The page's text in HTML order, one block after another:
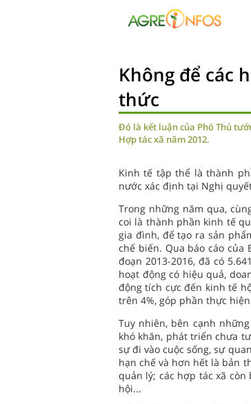
Không để các
thức
Đó là kết luận của Phó Thủ
Hợp tác xã năm 2012.
Kinh tế tập thể là thành
nước xác định tại Nghị
Trong những năm qua,
coi là thành phần kinh tế
gia đình, để tạo ra sản
chế biến. Qua báo cáo của
đoạn 2013-2016, đã có
hoạt động có hiệu quả,
động tích cực đến kinh tế
trên 4%, góp phần thực
Tuy nhiên, bên cạnh
khó khăn, phát triển chưa
sự đi vào cuộc sống, sự
hạn chế và hơn hết là bản
quản lý; các hợp tác xã
hội...